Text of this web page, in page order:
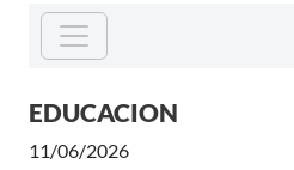
EDUCACION
11/06/2026